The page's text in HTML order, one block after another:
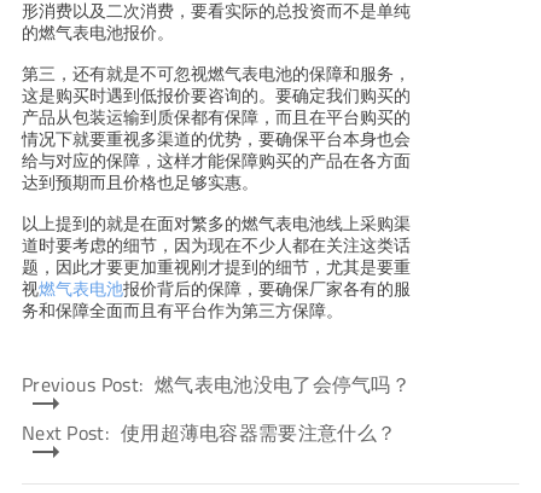
形消费以及二次消费，要看实际的总投资而不是单纯
的燃气表电池报价。
第三，还有就是不可忽视燃气表电池的保障和服务，
这是购买时遇到低报价要咨询的。要确定我们购买的
产品从包装运输到质保都有保障，而且在平台购买的
情况下就要重视多渠道的优势，要确保平台本身也会
给与对应的保障，这样才能保障购买的产品在各方面
达到预期而且价格也足够实惠。
以上提到的就是在面对繁多的燃气表电池线上采购渠
道时要考虑的细节，因为现在不少人都在关注这类话
题，因此才要更加重视刚才提到的细节，尤其是要重
视燃气表电池报价背后的保障，要确保厂家各有的服
务和保障全面而且有平台作为第三方保障。
Previous Post: 燃气表电池没电了会停气吗？
Next Post: 使用超薄电容器需要注意什么？